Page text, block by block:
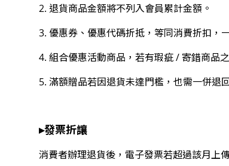
2. 退貨商品金額將不列入會員累計金額。
3. 優惠券、優惠代碼折抵，等同消費折扣，
4. 組合優惠活動商品，若有瑕疵 / 寄錯商品
5. 滿額贈品若因退貨未達門檻，也需一併退
▸發票折讓
消費者辦理退貨後，電子發票若超過該月上